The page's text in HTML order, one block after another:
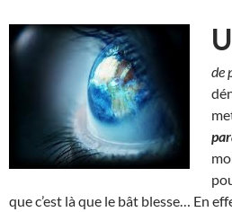
U
de
que c’est là que le bât blesse… En